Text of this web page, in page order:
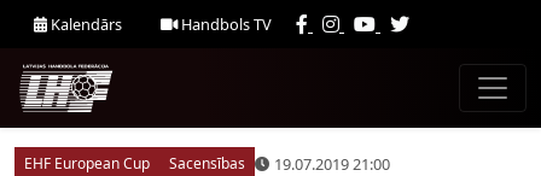
Kalendārs Handbols TV
EHF European Cup Sacensības 19.07.2019 21:00